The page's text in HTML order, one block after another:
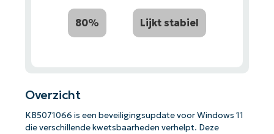
80% Lijkt stabiel
Overzicht
KB5071066 is een beveiligingsupdate voor Windows 11
die verschillende kwetsbaarheden verhelpt. Deze